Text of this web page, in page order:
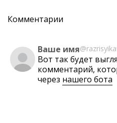
Комментарии
Ваше имя@razrisyika
Вот так будет
комментарий,
через нашего бота